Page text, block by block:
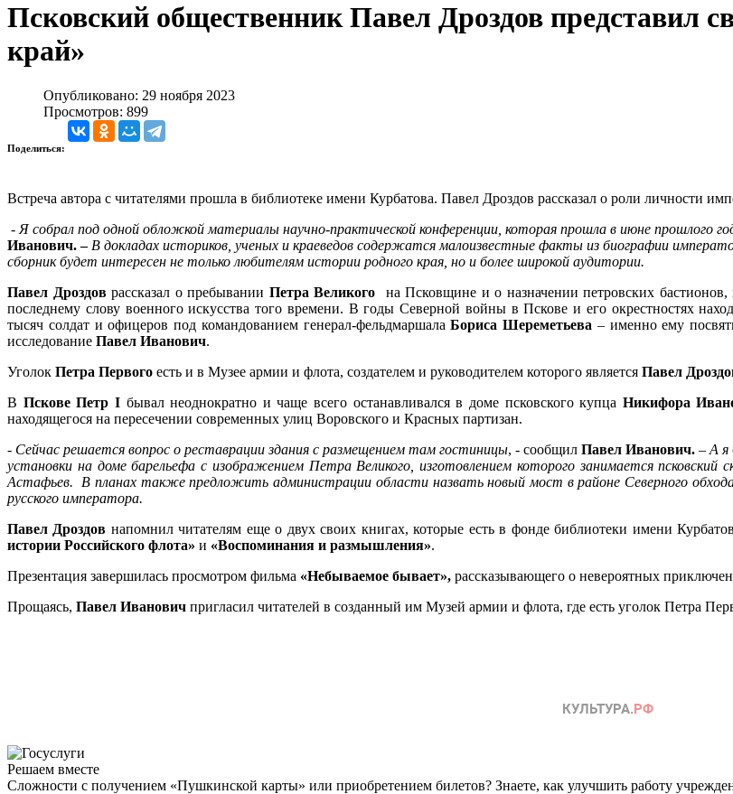
Псковский общественник Павел Дроздов представил
край»
Опубликовано: 29 ноября 2023
Просмотров: 899
Поделиться:
Встреча автора с читателями прошла в библиотеке имени Курбатова. Павел Дроздов рассказал о роли личности
- Я собрал под одной обложкой материалы научно-практической конференции, которая прошла в июне прошлого
Иванович. – В докладах историков, ученых и краеведов содержатся малоизвестные факты из биографии
сборник будет интересен не только любителям истории родного края, но и более широкой аудитории.
Павел Дроздоврассказал о пребывании Петра Великого на Псковщине и о назначении петровских
последнему слову военного искусства того времени. В годы Северной войны в Пскове и его окрестностях
тысяч солдат и офицеров под командованием генерал-фельдмаршалаБориса Шереметьева – именно ему
исследование Павел Иванович.
Уголок Петра Первого есть и в Музее армии и флота, создателем и руководителем которого является Павел
В Пскове Петр Iбывал неоднократно и чаще всего останавливался в доме псковского купца Никифора
находящегося на пересечении современных улиц Воровского и Красных партизан.
- Сейчас решается вопрос о реставрации здания с размещением там гостиницы, - сообщил Павел Иванович. – А я
установки на доме барельефа с изображением Петра Великого, изготовлением которого занимается псковский
Астафьев. В планах также предложить администрации области назвать новый мост в районе Северного
русского императора.
Павел Дроздов напомнил читателям еще о двух своих книгах, которые есть в фонде библиотеки имени
истории Российского флота» и «Воспоминания и размышления».
Презентация завершилась просмотром фильма «Небываемое бывает», рассказывающего о невероятных
Прощаясь, Павел Иванович пригласил читателей в созданный им Музей армии и флота, где есть уголок Петра
Решаем вместе
Сложности с получением «Пушкинской карты» или приобретением билетов? Знаете, как улучшить работу